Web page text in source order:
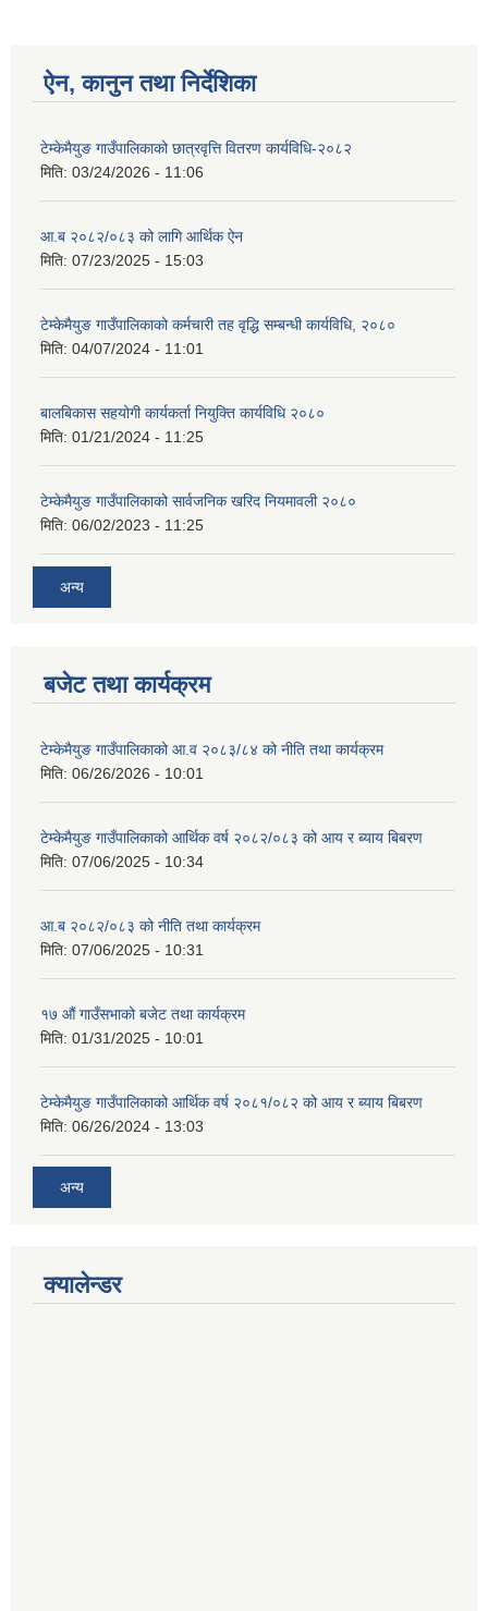
ऐन, कानुन तथा निर्देशिका
टेम्केमैयुङ गाउँपालिकाको छात्रवृत्ति वितरण कार्यविधि-२०८२
मिति: 03/24/2026 - 11:06
आ.ब २०८२/०८३ को लागि आर्थिक ऐन
मिति: 07/23/2025 - 15:03
टेम्केमैयुङ गाउँपालिकाको कर्मचारी तह वृद्धि सम्बन्धी कार्यविधि, २०८०
मिति: 04/07/2024 - 11:01
बालबिकास सहयोगी कार्यकर्ता नियुक्ति कार्यविधि २०८०
मिति: 01/21/2024 - 11:25
टेम्केमैयुङ गाउँपालिकाको सार्वजनिक खरिद नियमावली २०८०
मिति: 06/02/2023 - 11:25
अन्य
बजेट तथा कार्यक्रम
टेम्केमैयुङ गाउँपालिकाको आ.व २०८३/८४ को नीति तथा कार्यक्रम
मिति: 06/26/2026 - 10:01
टेम्केमैयुङ गाउँपालिकाको आर्थिक वर्ष २०८२/०८३ को आय र ब्याय बिबरण
मिति: 07/06/2025 - 10:34
आ.ब २०८२/०८३ को नीति तथा कार्यक्रम
मिति: 07/06/2025 - 10:31
१७ औं गाउँसभाको बजेट तथा कार्यक्रम
मिति: 01/31/2025 - 10:01
टेम्केमैयुङ गाउँपालिकाको आर्थिक वर्ष २०८१/०८२ को आय र ब्याय बिबरण
मिति: 06/26/2024 - 13:03
अन्य
क्यालेन्डर